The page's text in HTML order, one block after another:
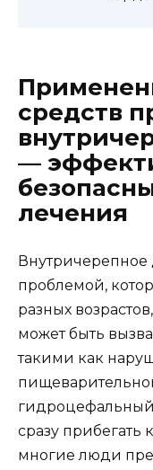
средств
—
лечения
Внутричерепное
проблемой,
разных
может быть
такими как
гидроцефальный
сразу прибегать
многие люди